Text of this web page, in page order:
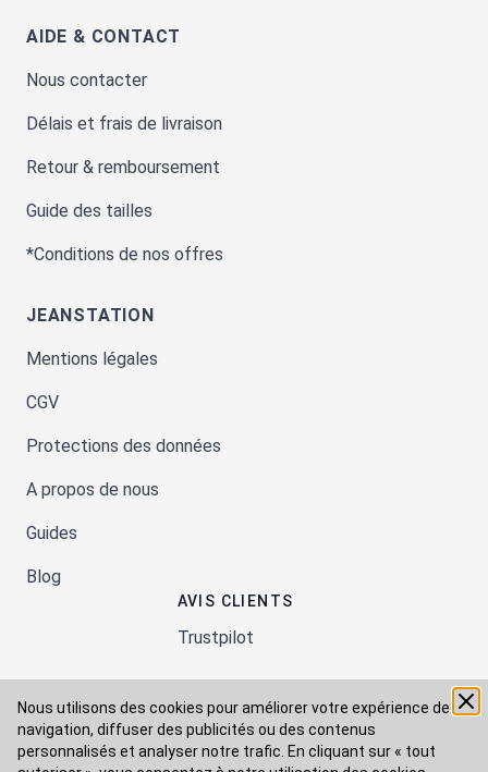
Nous utilisons des cookies pour améliorer votre expérience de
navigation, diffuser des publicités ou des contenus
personnalisés et analyser notre trafic. En cliquant sur « tout
AIDE & CONTACT
Nous contacter
Délais et frais de livraison
Retour & remboursement
Guide des tailles
*Conditions de nos offres
JEANSTATION
Mentions légales
CGV
Protections des données
A propos de nous
Guides
Blog
AVIS CLIENTS
Trustpilot
Moyens de paiement